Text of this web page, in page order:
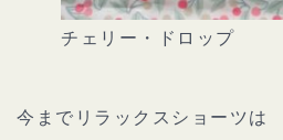
チェリー・ドロップ
今までリラックスショーツは